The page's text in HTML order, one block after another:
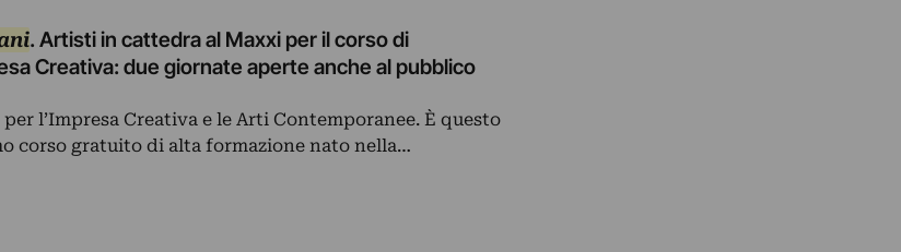
. Artisti in cattedra al Maxxi per il corso di
Creativa: due giornate aperte anche al pubblico
l’Impresa Creativa e le Arti Contemporanee. È questo
corso gratuito di alta formazione nato nella…